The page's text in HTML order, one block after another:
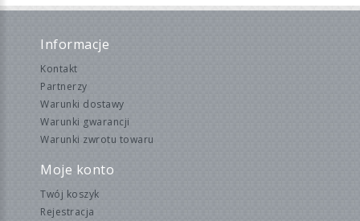
Informacje
Kontakt
Partnerzy
Warunki dostawy
Warunki gwarancji
Warunki zwrotu towaru
Moje konto
Twój koszyk
Rejestracja